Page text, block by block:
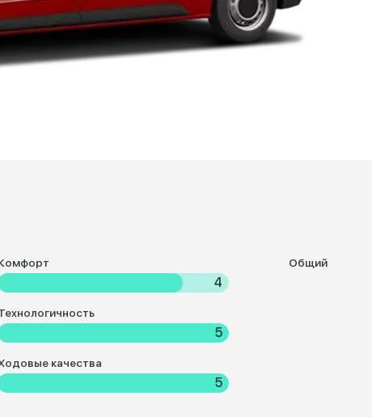
4
5
качества
5
Общий